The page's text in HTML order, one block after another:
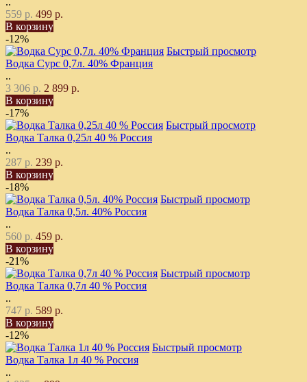
559 р. 499 р.
В корзину
-12%
Быстрый просмотр
Водка Сурс 0,7л. 40% Франция
..
3 306 р. 2 899 р.
В корзину
-17%
Быстрый просмотр
Водка Талка 0,25л 40 % Россия
..
287 р. 239 р.
В корзину
-18%
Быстрый просмотр
Водка Талка 0,5л. 40% Россия
..
560 р. 459 р.
В корзину
-21%
Быстрый просмотр
Водка Талка 0,7л 40 % Россия
..
747 р. 589 р.
В корзину
-12%
Быстрый просмотр
Водка Талка 1л 40 % Россия
..